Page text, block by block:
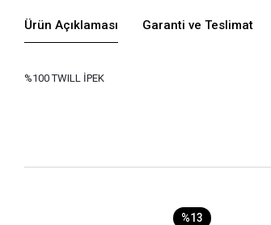
Ürün Açıklaması Garanti ve Teslimat
%100 TWILL İPEK
%13